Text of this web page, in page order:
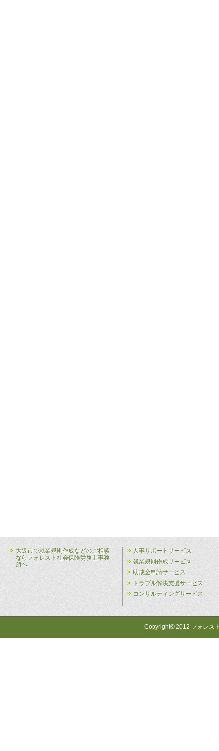
大阪市で就業規則作成などのご相談
ならフォレスト社会保険労務士事務
所へ
人事サポートサービス
就業規則作成サービス
助成金申請サービス
トラブル解決支援サービス
コンサルティングサービス
Copyright© 2012 フォレス